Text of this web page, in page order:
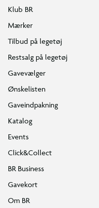
Klub BR
Mærker
Tilbud på legetøj
Restsalg på legetøj
Gavevælger
Ønskelisten
Gaveindpakning
Katalog
Events
Click&Collect
BR Business
Gavekort
Om BR